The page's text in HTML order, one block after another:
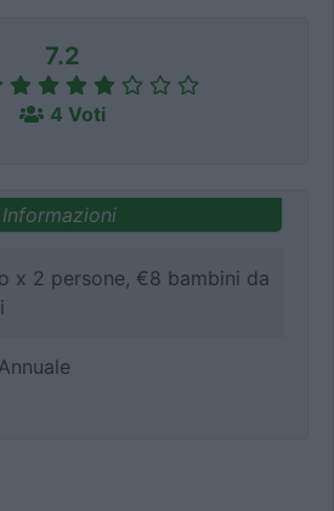
7.2
4 Voti
Informazioni
x 2 persone, €8 bambini da